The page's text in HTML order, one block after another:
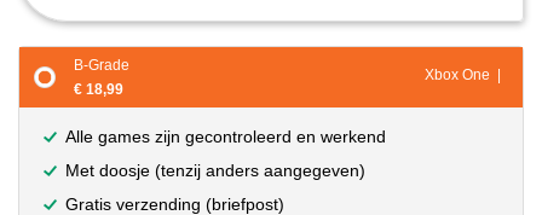
B-Grade
€ 18,99
Xbox One |
Alle games zijn gecontroleerd en werkend
Met doosje (tenzij anders aangegeven)
Gratis verzending (briefpost)